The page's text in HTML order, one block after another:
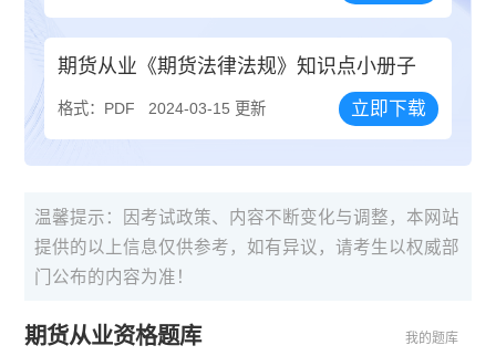
期货从业《期货法律法规》知识点小册子
格式：PDF 2024-03-15 更新 立即下载
温馨提示：因考试政策、内容不断变化与调整，本网站
提供的以上信息仅供参考，如有异议，请考生以权威部
门公布的内容为准！
期货从业资格题库 我的题库